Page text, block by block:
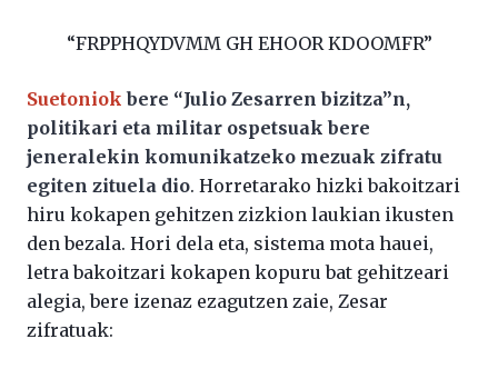
“FRPPHQYDVMM GH EHOOR KDOOMFR”
Suetoniok bere “Julio Zesarren bizitza”n,
politikari eta militar ospetsuak bere
jeneralekin komunikatzeko mezuak zifratu
egiten zituela dio. Horretarako hizki bakoitzari
hiru kokapen gehitzen zizkion laukian ikusten
den bezala. Hori dela eta, sistema mota hauei,
letra bakoitzari kokapen kopuru bat gehitzeari
alegia, bere izenaz ezagutzen zaie, Zesar
zifratuak: